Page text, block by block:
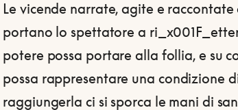
Le vicende narrate, agite e
portano lo spettatore a
potere possa portare alla follia, e su
possa rappresentare una condizione
raggiungerla ci si sporca le mani di